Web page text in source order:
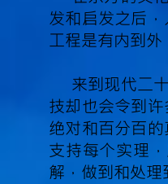
发和启发之后
工程是有内到
来到现代二
技却也会令到
绝对和百分百
支持每个实理
解，做到和处理